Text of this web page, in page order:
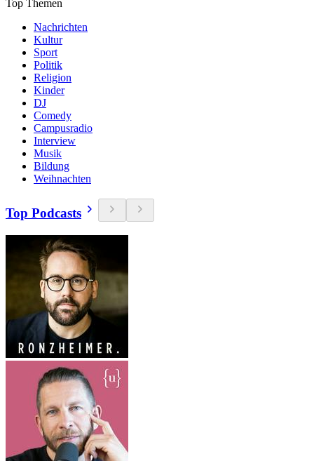
Top Themen
Nachrichten
Kultur
Sport
Politik
Religion
Kinder
DJ
Comedy
Campusradio
Interview
Musik
Bildung
Weihnachten
Top Podcasts